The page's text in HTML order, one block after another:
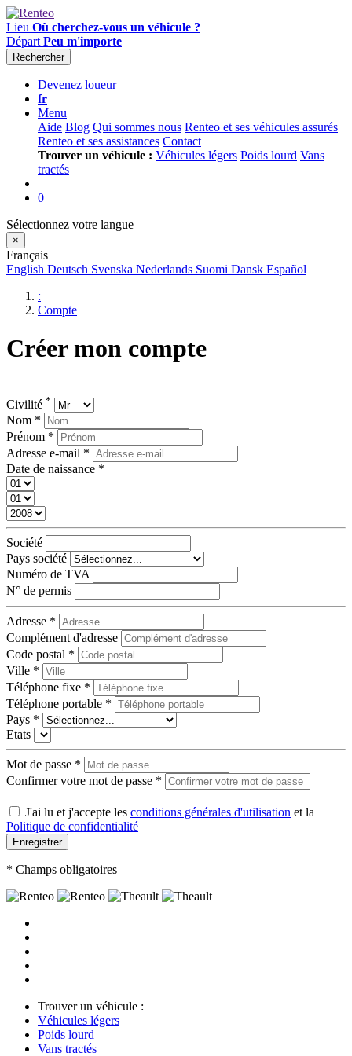
Lieu Où cherchez-vous un véhicule ?
Départ Peu m'importe
Rechercher
Devenez loueur
fr
Menu
Aide Blog Qui sommes nous Renteo et ses véhicules assurés
Renteo et ses assistances Contact
Trouver un véhicule : Véhicules légers Poids lourd Vans
tractés
0
Sélectionnez votre langue
×
Français
English Deutsch Svenska Nederlands Suomi Dansk Español
:
Compte
Créer mon compte
Civilité *
Nom *
Prénom *
Adresse e-mail *
Date de naissance *
Société
Pays société
Numéro de TVA
N° de permis
Adresse *
Complément d'adresse
Code postal *
Ville *
Téléphone fixe *
Téléphone portable *
Pays *
Etats
Mot de passe *
Confirmer votre mot de passe *
J'ai lu et j'accepte les conditions générales d'utilisation et la
Politique de confidentialité
Enregistrer
* Champs obligatoires
Trouver un véhicule :
Véhicules légers
Poids lourd
Vans tractés